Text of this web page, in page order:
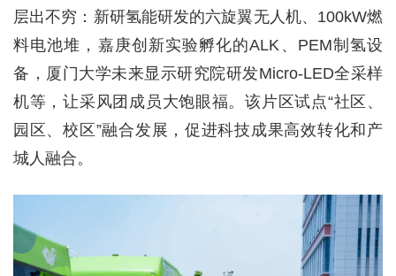
层出不穷：新研氢能研发的六旋翼无人机、100kW燃
料电池堆，嘉庚创新实验孵化的ALK、PEM制氢设
备，厦门大学未来显示研究院研发Micro-LED全采样
机等，让采风团成员大饱眼福。该片区试点“社区、
园区、校区”融合发展，促进科技成果高效转化和产
城人融合。